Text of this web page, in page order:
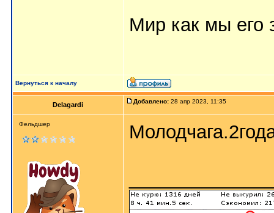
Мир как мы его
Вернуться к началу
Delagardi Добавлено: 28 апр 2023, 11:35
Фельдшер